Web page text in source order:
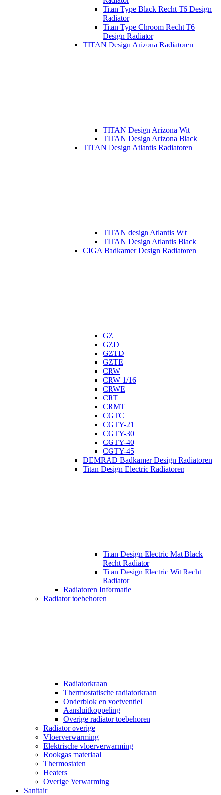
Titan Type Black Recht T6 Design
Radiator
Titan Type Chroom Recht T6
Design Radiator
TITAN Design Arizona Radiatoren
TITAN Design Arizona Wit
TITAN Design Arizona Black
TITAN Design Atlantis Radiatoren
TITAN design Atlantis Wit
TITAN Design Atlantis Black
CIGA Badkamer Design Radiatoren
GZ
GZD
GZTD
GZTE
CRW
CRW 1/16
CRWE
CRT
CRMT
CGTC
CGTY-21
CGTY-30
CGTY-40
CGTY-45
DEMRAD Badkamer Design Radiatoren
Titan Design Electric Radiatoren
Titan Design Electric Mat Black
Recht Radiator
Titan Design Electric Wit Recht
Radiator
Radiatoren Informatie
Radiator toebehoren
Radiatorkraan
Thermostatische radiatorkraan
Onderblok en voetventiel
Aansluitkoppeling
Overige radiator toebehoren
Radiator overige
Vloerverwarming
Elektrische vloerverwarming
Rookgas materiaal
Thermostaten
Heaters
Overige Verwarming
Sanitair